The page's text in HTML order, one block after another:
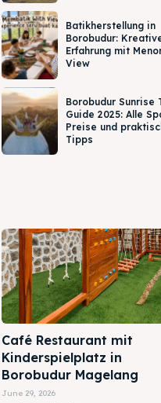
Batikherstellung in
Borobudur:
Erfahrung mit
View
Borobudur Sunrise
Guide 2025: Alle
Preise und
Tipps
Café Restaurant mit
Kinderspielplatz in
Borobudur Magelang
June 29, 2026